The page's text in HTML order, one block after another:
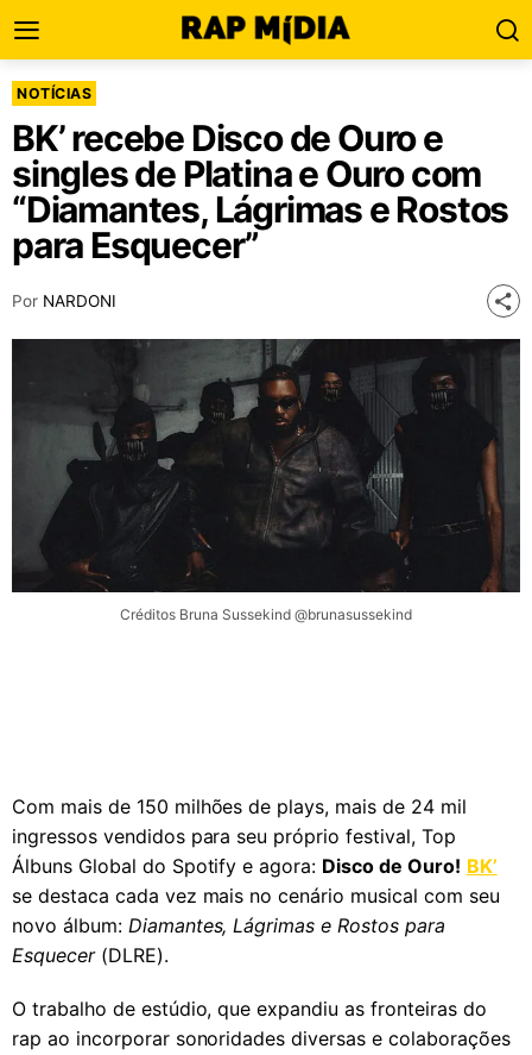
NOTÍCIAS
BK’ recebe Disco de Ouro e
singles de Platina e Ouro com
“Diamantes, Lágrimas e Rostos
para Esquecer”
Por NARDONI
Créditos Bruna Sussekind @brunasussekind
Com mais de 150 milhões de plays, mais de 24 mil
ingressos vendidos para seu próprio festival, Top
Álbuns Global do Spotify e agora: Disco de Ouro! BK’
se destaca cada vez mais no cenário musical com seu
novo álbum: Diamantes, Lágrimas e Rostos para
Esquecer (DLRE).
O trabalho de estúdio, que expandiu as fronteiras do
rap ao incorporar sonoridades diversas e colaborações